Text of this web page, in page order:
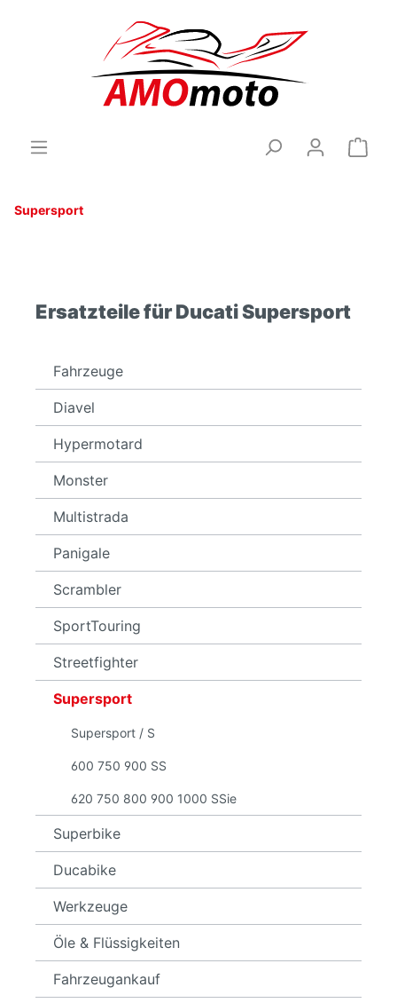
Supersport
Ersatzteile für Ducati Supersport
Fahrzeuge
Diavel
Hypermotard
Monster
Multistrada
Panigale
Scrambler
SportTouring
Streetfighter
Supersport
Supersport / S
600 750 900 SS
620 750 800 900 1000 SSie
Superbike
Ducabike
Werkzeuge
Öle & Flüssigkeiten
Fahrzeugankauf